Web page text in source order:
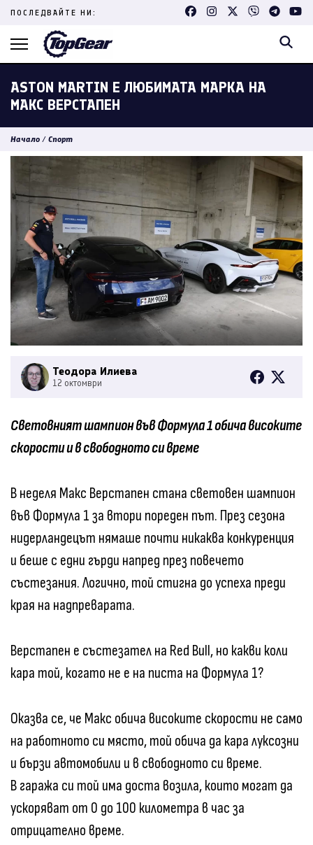
Skip
content
ПОСЛЕДВАЙТЕ НИ:
ASTON MARTIN E ЛЮБИМАТА МАРКА НА
МАКС ВЕРСТАПЕН
Начало / Спорт
Теодора Илиева
12 октомври
Световният шампион във Формула 1 обича високите
скорости и в свободното си време
В неделя Макс Верстапен стана световен шампион
във Формула 1 за втори пореден път. През сезона
нидерландецът нямаше почти никаква конкуренция
и беше с едни гърди напред през повечето
състезания. Логично, той стигна до успеха преди
края на надпреварата.
Верстапен е състезател на Red Bull, но какви коли
кара той, когато не е на писта на Формула 1?
Оказва се, че Макс обича високите скорости не само
на работното си място, той обича да кара луксозни
и бързи автомобили и в свободното си време.
В гаража си той има доста возила, които могат да
ускоряват от 0 до 100 километра в час за
отрицателно време.